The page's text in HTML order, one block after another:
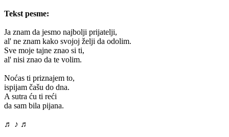
Tekst pesme:
Ja znam da jesmo najbolji prijatelji,
al' ne znam kako svojoj želji da odolim.
Sve moje tajne znao si ti,
al' nisi znao da te volim.
Noćas ti priznajem to,
ispijam čašu do dna.
A sutra ću ti reći
da sam bila pijana.
♬ ♪ ♬